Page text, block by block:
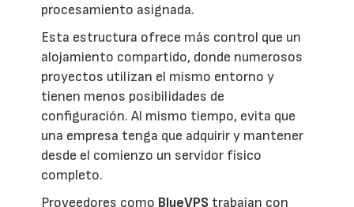
procesamiento asignada.
Esta estructura ofrece más control que un
alojamiento compartido, donde numerosos
proyectos utilizan el mismo entorno y
tienen menos posibilidades de
configuración. Al mismo tiempo, evita que
una empresa tenga que adquirir y mantener
desde el comienzo un servidor físico
completo.
Proveedores como BlueVPS trabajan con